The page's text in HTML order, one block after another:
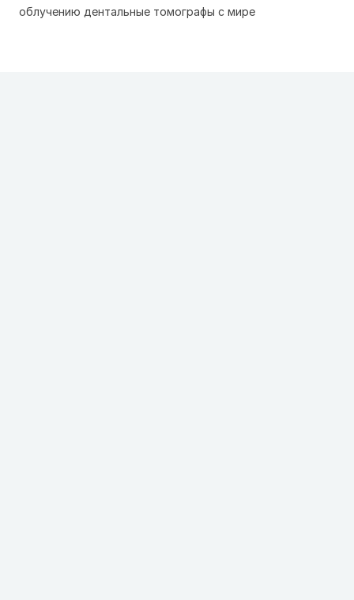
облучению дентальные томографы с мире